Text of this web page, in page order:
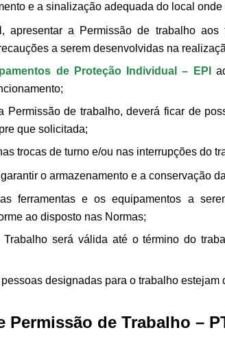
e a sinalização adequada do local
apresentar a Permissão de trabalho
a serem desenvolvidas na
de Proteção Individual – EPI
Permissão de trabalho, deverá ficar de
que solicitada;
trocas de turno e/ou nas interrupções do
o armazenamento e a conservação
ferramentas e os equipamentos a
ao disposto nas Normas;
será válida até o término do
designadas para o trabalho
Permissão de Trabalho –